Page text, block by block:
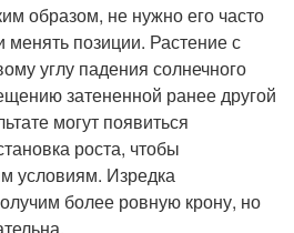
образом, не нужно его часто
позиции. Растение с
углу падения солнечного
затененной ранее другой
могут появиться
роста, чтобы
условиям. Изредка
более ровную крону, но